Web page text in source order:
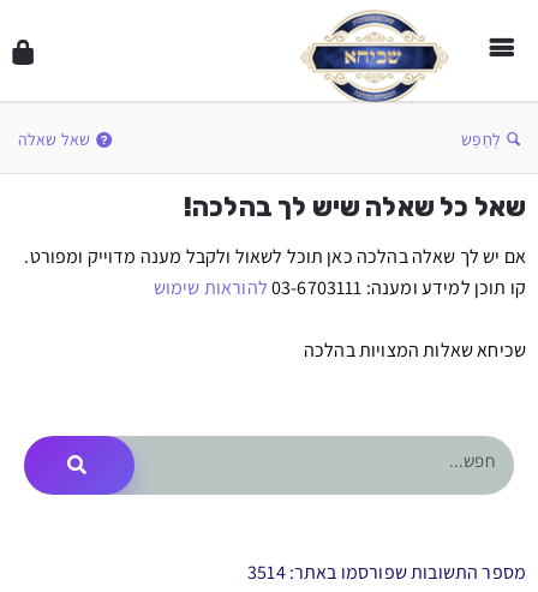
לְחַפֵּשׂ שאל שאלה
שאל כל שאלה שיש לך בהלכה!
אם יש לך שאלה בהלכה כאן תוכל לשאול ולקבל מענה מדוייק ומפורט.
קו תוכן למידע ומענה: 03-6703111
להוראות שימוש
שכיחא שאלות המצויות בהלכה
מספר התשובות שפורסמו באתר: 3514